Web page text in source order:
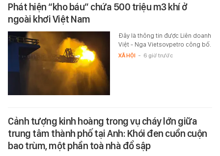
Phát hiện “kho báu” chứa 500 triệu m3 khí ở
ngoài khơi Việt Nam
Đây là thông tin được Liên doanh
Việt - Nga Vietsovpetro công bố.
XÃ HỘI - 6 giờ trước
Cảnh tượng kinh hoàng trong vụ cháy lớn giữa
trung tâm thành phố tại Anh: Khói đen cuồn cuộn
bao trùm, một phần toà nhà đổ sập